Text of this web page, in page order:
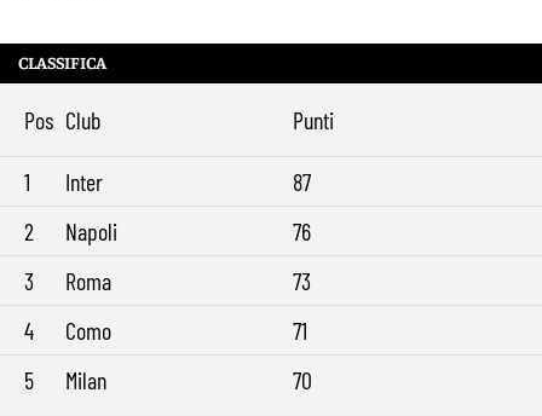
CLASSIFICA
Pos Club Punti
1 Inter
87
2
Napoli
76
3
Roma
73
4
Como
71
5
Milan 70